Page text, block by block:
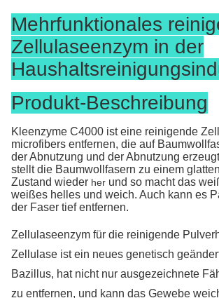
Mehrfunktionales
Zellulaseenzym in der
Produkt-Beschreibung
Kleenzyme C4000 ist eine reinigende
microfibers entfernen, die auf
der Abnutzung und der Abnutzung
stellt die Baumwollfasern zu einem
Zustand wieder her und so macht das
weißes helles und weich. Auch kann es
der Faser tief entfernen.
Zellulaseenzym für die reinigende
Zellulase ist ein neues genetisch
Bazillus, hat nicht nur ausgezeichnete
zu entfernen, und kann das Gewebe